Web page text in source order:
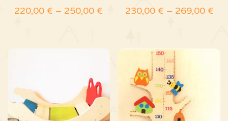
nella
del
220,00€ – 250,00€
nella
del
prodotto
230,00 € – 269,00 €